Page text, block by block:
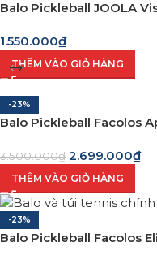
Balo Pickleball JOOLA
1.550.000₫
THÊM VÀO GIỎ HÀNG
-23%
Balo Pickleball Facolos
3.500.000₫ 2.699.000₫
THÊM VÀO GIỎ HÀNG
-23%
Balo Pickleball Facolos